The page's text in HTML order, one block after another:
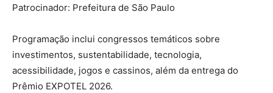
Patrocinador: Prefeitura de São Paulo
Programação inclui congressos temáticos sobre
investimentos, sustentabilidade, tecnologia,
acessibilidade, jogos e cassinos, além da entrega do
Prêmio EXPOTEL 2026.